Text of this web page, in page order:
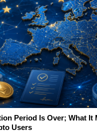
Period Is Over; What It
Users